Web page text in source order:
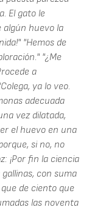
El gato le
algún huevo la
"Hemos de
"¿Me
a
ya lo veo.
adecuada
vez dilatada,
el huevo en una
si no, no
¡Por fin la ciencia
con suma
de ciento que
las noventa